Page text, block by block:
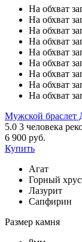
На обхват
На обхват
На обхват
На обхват
На обхват
На обхват
На обхват
На обхват
На обхват
Мужской браслет
5.0 3 человека
6 900 руб.
Купить
Агат
Горный
Лазурит
Сапфирин
Размер камня